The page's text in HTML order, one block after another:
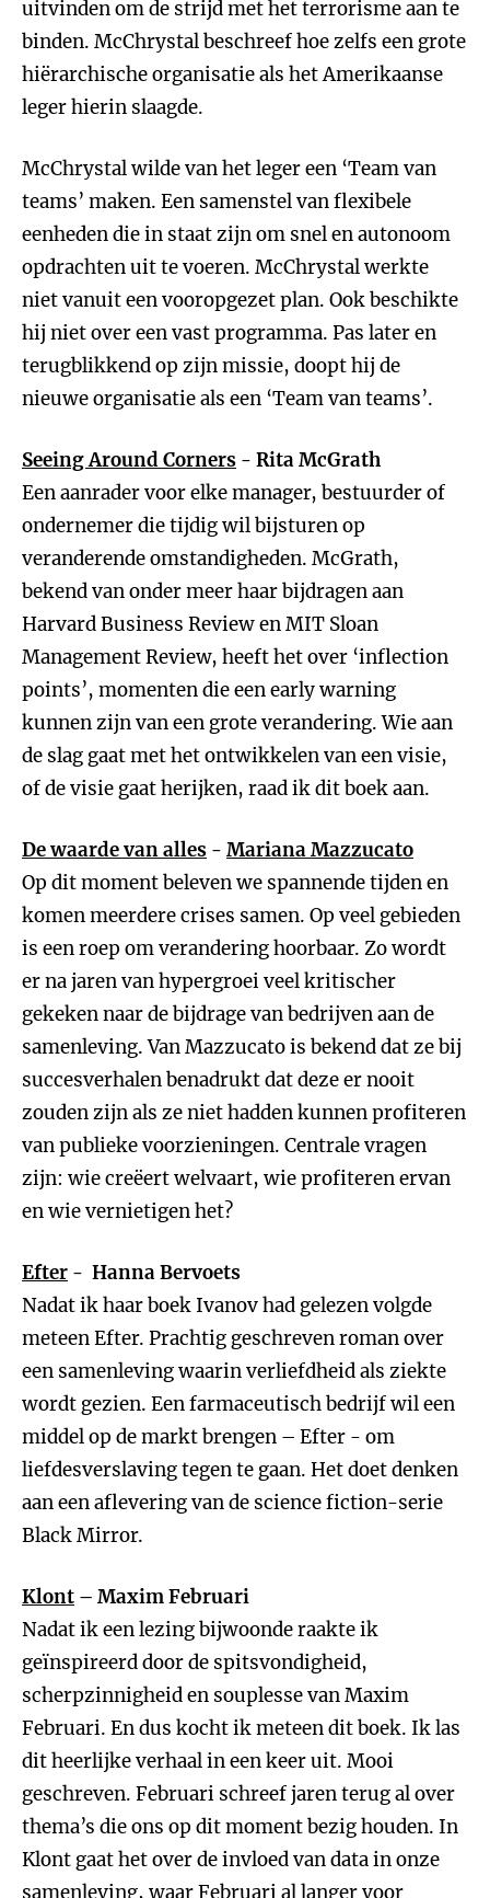
uitvinden om de strijd met het terrorisme aan te
binden. McChrystal beschreef hoe zelfs een grote
hiërarchische organisatie als het Amerikaanse
leger hierin slaagde.
McChrystal wilde van het leger een ‘Team van
teams’ maken. Een samenstel van flexibele
eenheden die in staat zijn om snel en autonoom
opdrachten uit te voeren. McChrystal werkte
niet vanuit een vooropgezet plan. Ook beschikte
hij niet over een vast programma. Pas later en
terugblikkend op zijn missie, doopt hij de
nieuwe organisatie als een ‘Team van teams’.
Seeing Around Corners - Rita McGrath
Een aanrader voor elke manager, bestuurder of
ondernemer die tijdig wil bijsturen op
veranderende omstandigheden. McGrath,
bekend van onder meer haar bijdragen aan
Harvard Business Review en MIT Sloan
Management Review, heeft het over ‘inflection
points’, momenten die een early warning
kunnen zijn van een grote verandering. Wie aan
de slag gaat met het ontwikkelen van een visie,
of de visie gaat herijken, raad ik dit boek aan.
De waarde van alles - Mariana Mazzucato
Op dit moment beleven we spannende tijden en
komen meerdere crises samen. Op veel gebieden
is een roep om verandering hoorbaar. Zo wordt
er na jaren van hypergroei veel kritischer
gekeken naar de bijdrage van bedrijven aan de
samenleving. Van Mazzucato is bekend dat ze bij
succesverhalen benadrukt dat deze er nooit
zouden zijn als ze niet hadden kunnen profiteren
van publieke voorzieningen. Centrale vragen
zijn: wie creëert welvaart, wie profiteren ervan
en wie vernietigen het?
Efter - Hanna Bervoets
Nadat ik haar boek Ivanov had gelezen volgde
meteen Efter. Prachtig geschreven roman over
een samenleving waarin verliefdheid als ziekte
wordt gezien. Een farmaceutisch bedrijf wil een
middel op de markt brengen – Efter - om
liefdesverslaving tegen te gaan. Het doet denken
aan een aflevering van de science fiction-serie
Black Mirror.
Klont – Maxim Februari
Nadat ik een lezing bijwoonde raakte ik
geïnspireerd door de spitsvondigheid,
scherpzinnigheid en souplesse van Maxim
Februari. En dus kocht ik meteen dit boek. Ik las
dit heerlijke verhaal in een keer uit. Mooi
geschreven. Februari schreef jaren terug al over
thema’s die ons op dit moment bezig houden. In
Klont gaat het over de invloed van data in onze
samenleving, waar Februari al langer voor